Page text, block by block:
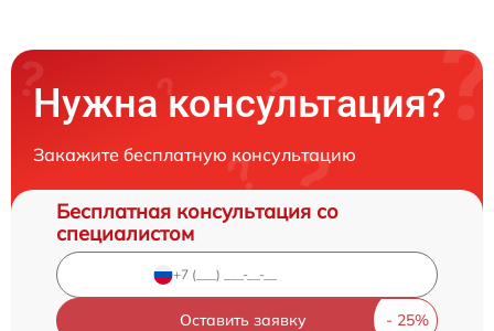
Нужна консультация?
Закажите бесплатную консультацию
Бесплатная консультация со
специалистом
Оставить заявку